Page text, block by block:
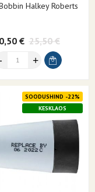
Halkey Roberts
€ 25,50 €
SOODUSHIND -22%
KESKLAOS